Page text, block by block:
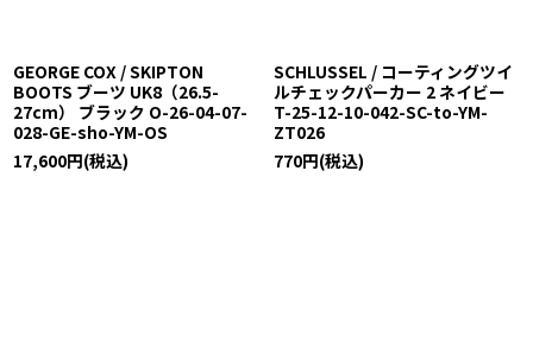
GEORGE COX / SKIPTON
BOOTS ブーツ UK8（26.5-
27cm） ブラック O-26-04-07-
028-GE-sho-YM-OS
17,600円(税込)
SCHLUSSEL / コーティングツイ
ルチェックパーカー 2 ネイビー
T-25-12-10-042-SC-to-YM-
ZT026
770円(税込)